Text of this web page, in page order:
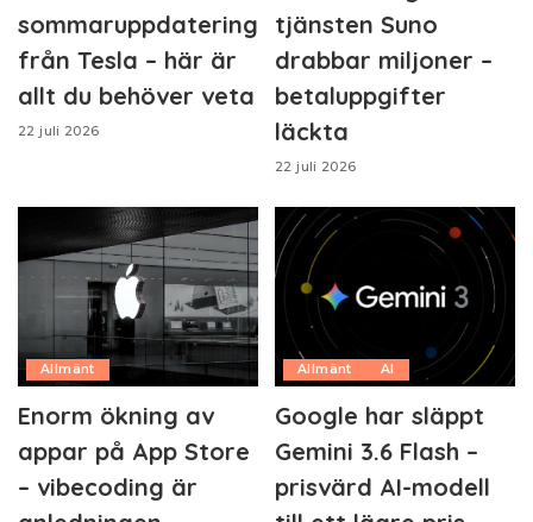
sommaruppdatering
från Tesla – här är
allt du behöver veta
22 juli 2026
tjänsten Suno
drabbar miljoner –
betaluppgifter
läckta
22 juli 2026
Allmänt
Enorm ökning av
appar på App Store
– vibecoding är
Allmänt AI
Google har släppt
Gemini 3.6 Flash –
prisvärd AI-modell